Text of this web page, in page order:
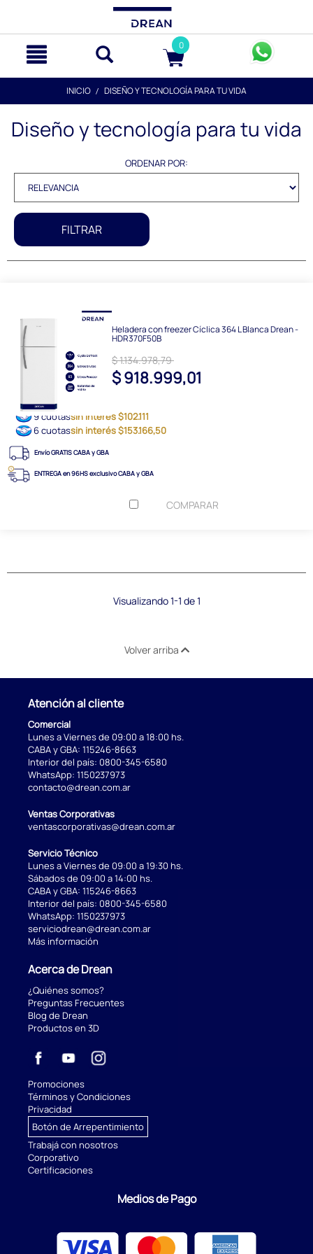
0
INICIO DISEÑO Y TECNOLOGÍA PARA TU VIDA
Diseño y tecnología para tu vida
ORDENAR POR:
FILTRAR
Heladera con freezer Cíclica 364 L Blanca Drean -
HDR370F50B
$ 1.134.978,79
$ 918.999,01
9 cuotassin interés $102.111
6 cuotassin interés $153.166,50
Envío GRATIS CABA y GBA
ENTREGA en 96HS exclusivo CABA y GBA
COMPARAR
Visualizando 1-1 de 1
Volver arriba
Atención al cliente
Comercial
Lunes a Viernes de 09:00 a 18:00 hs.
CABA y GBA: 115246-8663
Interior del país: 0800-345-6580
WhatsApp: 1150237973
contacto@drean.com.ar
Ventas Corporativas
ventascorporativas@drean.com.ar
Servicio Técnico
Lunes a Viernes de 09:00 a 19:30 hs.
Sábados de 09:00 a 14:00 hs.
CABA y GBA: 115246-8663
Interior del país: 0800-345-6580
WhatsApp: 1150237973
serviciodrean@drean.com.ar
Más información
Acerca de Drean
¿Quiénes somos?
Preguntas Frecuentes
Blog de Drean
Productos en 3D
Promociones
Términos y Condiciones
Privacidad
Botón de Arrepentimiento
Trabajá con nosotros
Corporativo
Certificaciones
Medios de Pago